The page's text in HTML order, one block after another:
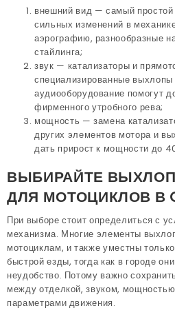
внешний вид — самый простой
сильных изменений в
аэрографию, разнообразные
стайлинга;
звук — катализаторы и
специализированные
аудиооборудование помогут
фирменного утробного рева;
мощность — замена
других элементов мотора и
дать прирост к мощности до
ВЫБИРАЙТЕ
ДЛЯ МОТОЦИКЛОВ В
При выборе стоит определиться с
механизма. Многие элементы
мотоциклам, и также уместны
быстрой езды, тогда как в городе
неудобство. Потому важно
между отделкой, звуком,
параметрами движения.